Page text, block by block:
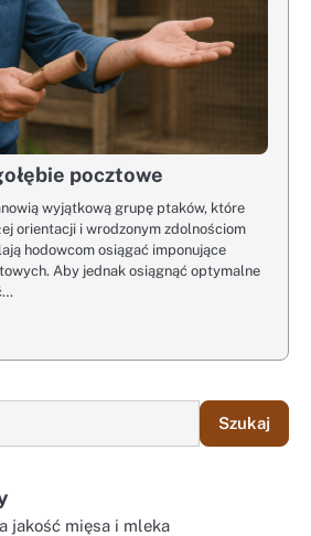
pocztowe
wyjątkową grupę ptaków, które
orientacji i wrodzonym zdolnościom
hodowcom osiągać imponujące
Aby jednak osiągnąć optymalne
Szukaj
jakość mięsa i mleka